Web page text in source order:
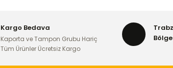
Kargo Bedava
Kaporta ve Tampon Grubu Hariç
Tüm Ürünler Ücretsiz Kargo